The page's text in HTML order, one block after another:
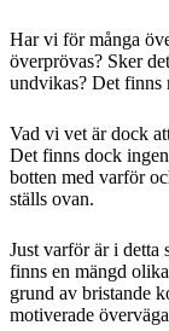
Har vi för många
överprövas? Sker
undvikas? Det finns
Vad vi vet är dock
Det finns dock
botten med varför
ställs ovan.
Just varför är i detta
finns en mängd
grund av bristande
motiverade